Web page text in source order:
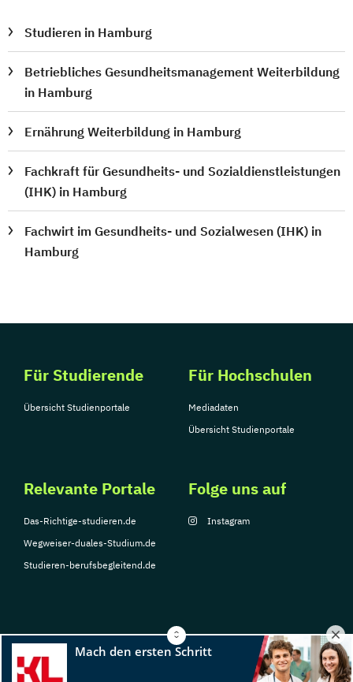
Studieren in Hamburg
Betriebliches Gesundheitsmanagement Weiterbildung
in Hamburg
Ernährung Weiterbildung in Hamburg
Fachkraft für Gesundheits- und Sozialdienstleistungen
(IHK) in Hamburg
Fachwirt im Gesundheits- und Sozialwesen (IHK) in
Hamburg
Für Studierende
Übersicht Studienportale
Für Hochschulen
Mediadaten
Übersicht Studienportale
Relevante Portale
Das-Richtige-studieren.de
Wegweiser-duales-Studium.de
Studieren-berufsbegleitend.de
Folge uns auf
Instagram
© Copyright 2026, TarGroup Media GmbH